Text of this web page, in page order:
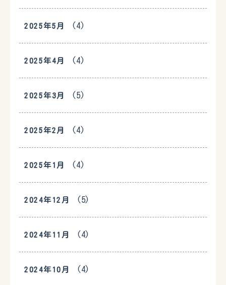
2025年5月 (4)
2025年4月 (4)
2025年3月 (5)
2025年2月 (4)
2025年1月 (4)
2024年12月 (5)
2024年11月 (4)
2024年10月 (4)